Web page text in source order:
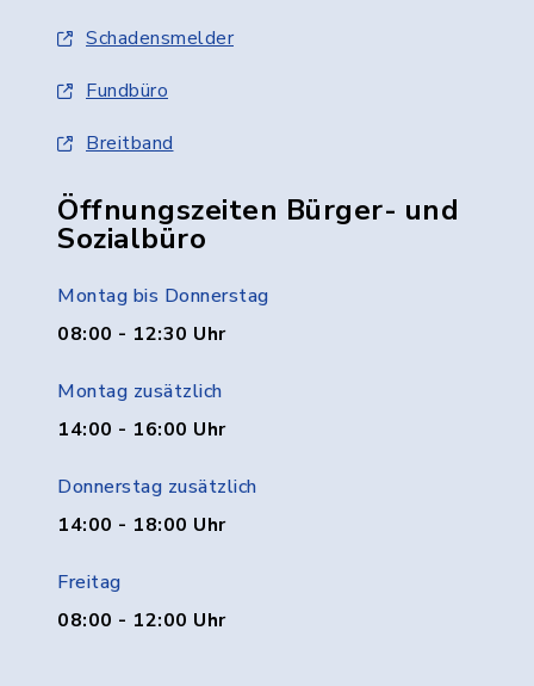
Schadensmelder
Fundbüro
Breitband
Öffnungszeiten Bürger- und
Sozialbüro
Montag bis Donnerstag
08:00 - 12:30 Uhr
Montag zusätzlich
14:00 - 16:00 Uhr
Donnerstag zusätzlich
14:00 - 18:00 Uhr
Freitag
08:00 - 12:00 Uhr